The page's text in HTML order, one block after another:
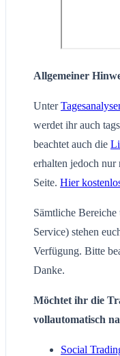
Allgemeiner
Unter
werdet ihr auch
beachtet auch die
erhalten jedoch
Seite. Hier
Sämtliche
Service) stehen
Verfügung. Bitte
Danke.
Möchtet ihr die
vollautomatisch
Social